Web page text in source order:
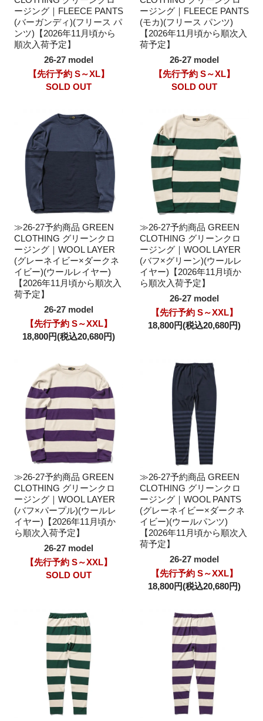
ージング｜FLEECE PANTS
(バーガンディ)(フリース パ
ンツ)【2026年11月頃から
順次入荷予定】
26-27 model
【先行予約 S～XL】
SOLD OUT
ージング｜FLEECE PANTS
(モカ)(フリース パンツ)
【2026年11月頃から順次入
荷予定】
26-27 model
【先行予約 S～XL】
SOLD OUT
≫26-27予約商品 GREEN
CLOTHING グリーンクロ
ージング｜WOOL LAYER
(グレーネイビー×ダークネ
イビー)(ウールレイヤー)
【2026年11月頃から順次入
荷予定】
26-27 model
【先行予約 S～XXL】
18,800円(税込20,680円)
≫26-27予約商品 GREEN
CLOTHING グリーンクロ
ージング｜WOOL LAYER
(バフ×グリーン)(ウールレ
イヤー)【2026年11月頃か
ら順次入荷予定】
26-27 model
【先行予約 S～XXL】
18,800円(税込20,680円)
≫26-27予約商品 GREEN
CLOTHING グリーンクロ
ージング｜WOOL LAYER
(バフ×パープル)(ウールレ
イヤー)【2026年11月頃か
ら順次入荷予定】
26-27 model
【先行予約 S～XXL】
SOLD OUT
≫26-27予約商品 GREEN
CLOTHING グリーンクロ
ージング｜WOOL PANTS
(グレーネイビー×ダークネ
イビー)(ウールパンツ)
【2026年11月頃から順次入
荷予定】
26-27 model
【先行予約 S～XXL】
18,800円(税込20,680円)